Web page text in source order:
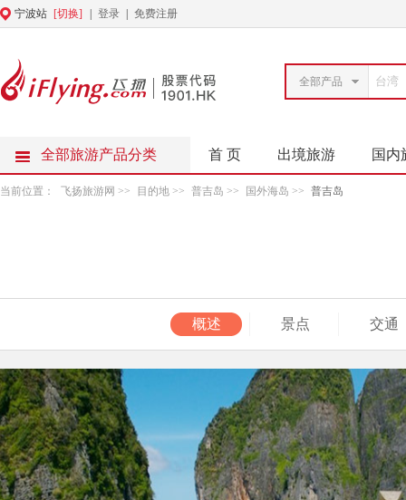
宁波站 [切换] 登录 免费注册
全部产品
全部旅游产品分类 首 页 出境旅游 国内
当前位置： 飞扬旅游网 >> 目的地 >> 普吉岛 >> 国外海岛 >> 普吉岛
概述 景点 交通